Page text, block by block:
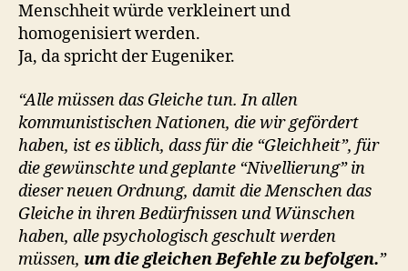
Menschheit würde verkleinert und
homogenisiert werden.
Ja, da spricht der Eugeniker.
“Alle müssen das Gleiche tun. In allen
kommunistischen Nationen, die wir gefördert
haben, ist es üblich, dass für die “Gleichheit”, für
die gewünschte und geplante “Nivellierung” in
dieser neuen Ordnung, damit die Menschen das
Gleiche in ihren Bedürfnissen und Wünschen
haben, alle psychologisch geschult werden
müssen, um die gleichen Befehle zu befolgen.”